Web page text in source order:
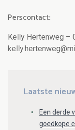
Perscontact:
Kelly Hertenweg –
Laatste
Een derde
goedkope